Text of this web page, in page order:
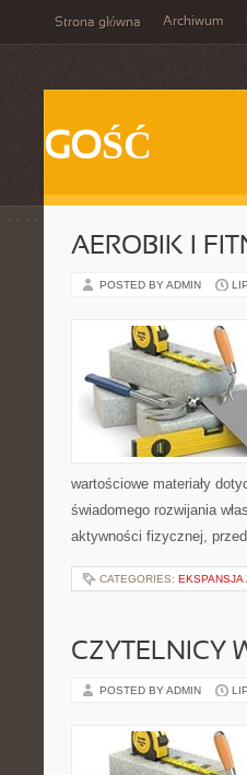
Strona główna Archiwum
GOŚĆ
AEROBIK I
POSTED BY ADMIN
wartościowe materiały
świadomego rozwijania
aktywności fizycznej,
CATEGORIES: EKSPANSJA
CZYTELNICY
POSTED BY ADMIN